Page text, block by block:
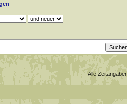
Alle